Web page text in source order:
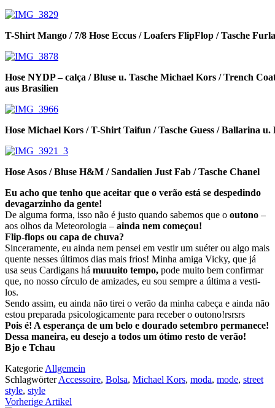
T-Shirt Mango / 7/8 Hose Eccus / Loafers FlipFlop / Tasche Furla
Hose NYDP – calça / Bluse u. Tasche Michael Kors / Trench
aus Brasilien
Hose Michael Kors / T-Shirt Taifun / Tasche Guess / Ballarina
Hose Asos / Bluse H&M / Sandalien Just Fab / Tasche Chanel
Eu acho que tenho que aceitar que o verão está se despedindo
devagarzinho da gente!
De alguma forma, isso não é justo quando sabemos que o outono –
aos olhos da Meteorologia – ainda nem começou!
Flip-flops ou capa de chuva?
Sinceramente, eu ainda nem pensei em vestir um suéter ou algo mais
quente nesses últimos dias mais frios! Minha amiga Vicky, que já
usa seus Cardigans há muuuito tempo, pode muito bem confirmar
que, no nosso círculo de amizades, eu sou sempre a última a vesti-
los.
Sendo assim, eu ainda não tirei o verão da minha cabeça e ainda não
estou preparada psicologicamente para receber o outono!rsrsrs
Pois é! A esperança de um belo e dourado setembro permanece!
Dessa maneira, eu desejo a todos um ótimo resto de verão!
Bjo e Tchau
Kategorie Allgemein
SchlagwörterAccessoire, Bolsa, Michael Kors, moda, mode, street
style, style
Vorherige Artikel